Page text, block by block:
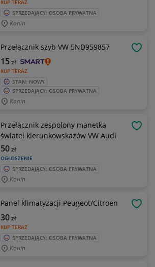
KUP TERAZ
SPRZEDAJĄCY: OSOBA PRYWATNA
Konin
Przełącznik szyb VW 5ND959857
KUP TERAZ
15zł
STAN: NOWY
SPRZEDAJĄCY: OSOBA PRYWATNA
Konin
Przełącznik zespolony manetka
świateł kierunkowskazów VW Audi
OGŁOSZENIE
50zł
SPRZEDAJĄCY: OSOBA PRYWATNA
Konin
Panel klimatyzacji Peugeot/Citroen
KUP TERAZ
30zł
SPRZEDAJĄCY: OSOBA PRYWATNA
Konin